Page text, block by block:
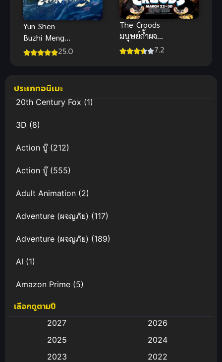
Yun Shen
Buzhi Meng
(Eclipse of25.0
The Croods
มนุษย์ถ้ำผจญ
ภัย พากย์ไทย
7.2
ประเภทอนิเมะ
20th Century Fox(1)
3D (8)
Action บู๊(212)
Action บู๊(555)
Adult Animation (2)
Adventure (ผจญภัย) (117)
Adventure (ผจญภัย) (189)
AI (1)
Amazon Prime (5)
Anal (ประตูหลัง)
Animation การ์ตูน
เลือกดูตามปี
2027
2026
2025
2024
2023
2022